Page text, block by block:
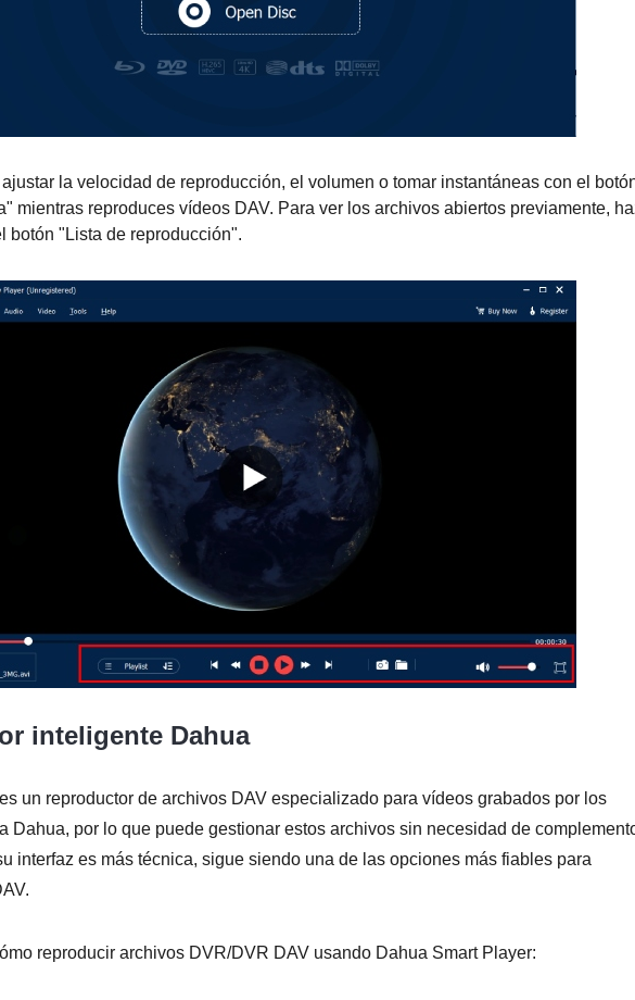
la velocidad de reproducción, el volumen o tomar instantáneas con el
mientras reproduces vídeos DAV. Para ver los archivos abiertos previamente,
botón "Lista de reproducción".
inteligente Dahua
un reproductor de archivos DAV especializado para vídeos grabados por los
Dahua, por lo que puede gestionar estos archivos sin necesidad de
interfaz es más técnica, sigue siendo una de las opciones más fiables para
reproducir archivos DVR/DVR DAV usando Dahua Smart Player: